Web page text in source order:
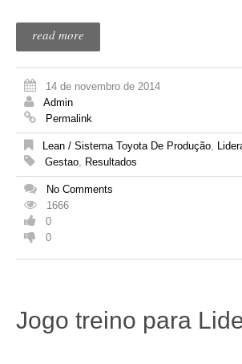
read more
14 de novembro de 2014
Admin
Permalink
Lean / Sistema Toyota De Produção,
Gestao, Resultados
No Comments
1666
0
0
Jogo treino para